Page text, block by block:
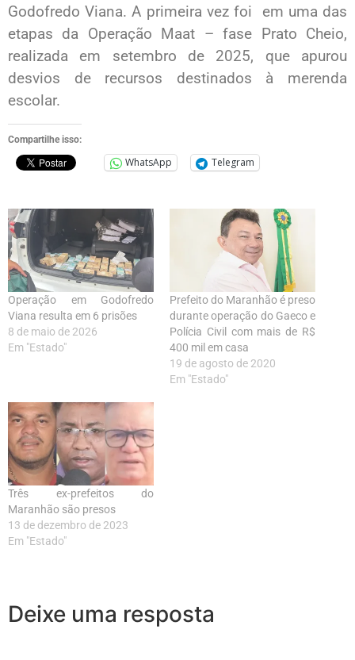
Godofredo Viana. A primeira vez foi em uma das
etapas da Operação Maat – fase Prato Cheio,
realizada em setembro de 2025, que apurou
desvios de recursos destinados à merenda
escolar.
Compartilhe isso:
WhatsApp Telegram
Operação em Godofredo
Viana resulta em 6 prisões
8 de maio de 2026
Em "Estado"
Prefeito do Maranhão é preso
durante operação do Gaeco e
Polícia Civil com mais de R$
400 mil em casa
19 de agosto de 2020
Em "Estado"
Três ex-prefeitos do
Maranhão são presos
13 de dezembro de 2023
Em "Estado"
Deixe uma resposta